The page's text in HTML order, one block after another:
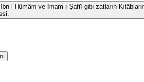
i Hümâm ve İmam-ı Şafiî gibi zatların